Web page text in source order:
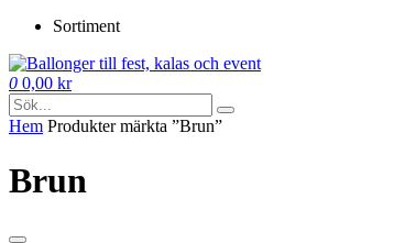
Sortiment
0 0,00 kr
Hem Produkter märkta ”Brun”
Brun